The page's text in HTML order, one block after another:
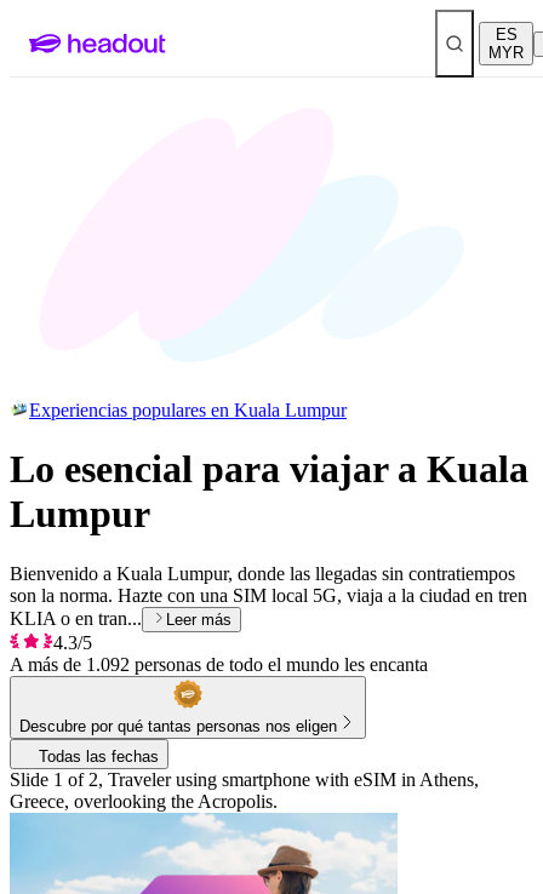
ES
MYR
Experiencias populares en Kuala Lumpur
Lo esencial para viajar a Kuala
Lumpur
Bienvenido a Kuala Lumpur, donde las llegadas sin contratiempos
son la norma. Hazte con una SIM local 5G, viaja a la ciudad en tren
KLIA o en tran...
Leer más
4.3/5
A más de 1.092 personas de todo el mundo les encanta
Descubre por qué tantas personas nos eligen
Todas las fechas
Slide 1 of 2, Traveler using smartphone with eSIM in Athens,
Greece, overlooking the Acropolis.